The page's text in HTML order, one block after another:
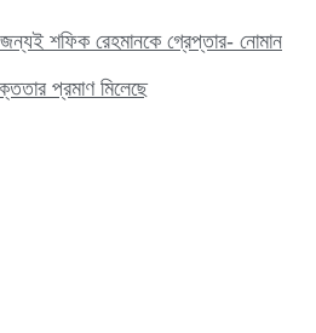
শফিক রেহমানকে গ্রেপ্তার- নোমান
প্রমাণ মিলেছে